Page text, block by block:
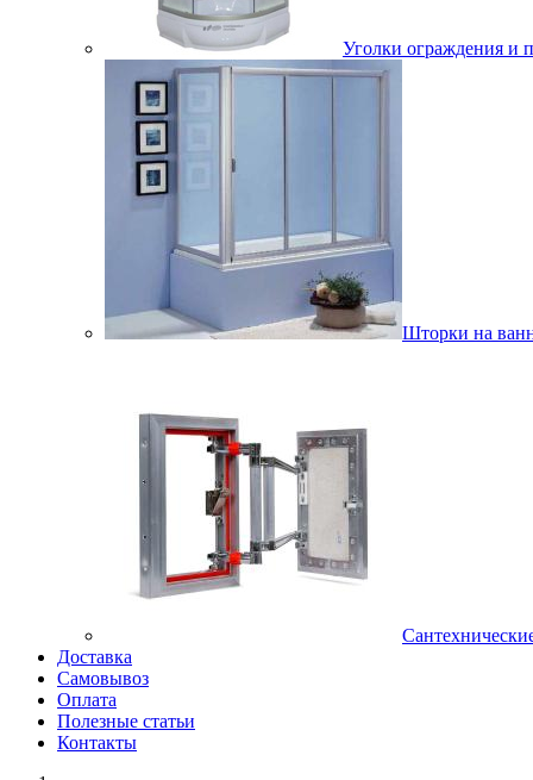
Уголки ограждения и
Шторки на
Доставка
Самовывоз
Оплата
Полезные статьи
Контакты